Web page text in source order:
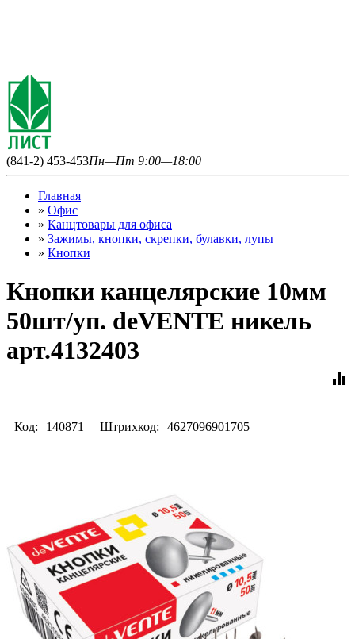
(841-2) 453-453Пн—Пт 9:00—18:00
Главная
» Офис
» Канцтовары для офиса
» Зажимы, кнопки, скрепки, булавки, лупы
» Кнопки
Кнопки канцелярские 10мм
50шт/уп. deVENTE никель
арт.4132403
equalizer
Код: 140871 Штрихкод: 4627096901705